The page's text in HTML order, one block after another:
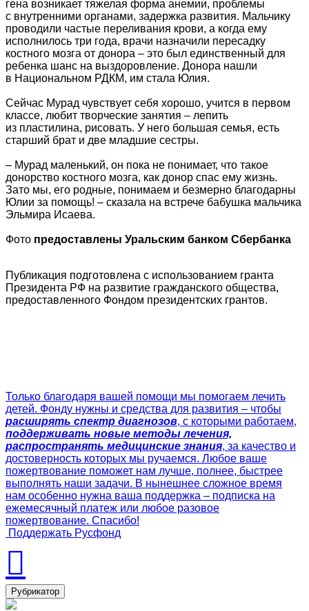
гена возникает тяжелая форма анемии, проблемы
с внутренними органами, задержка развития. Мальчику
проводили частые переливания крови, а когда ему
исполнилось три года, врачи назначили пересадку
костного мозга от донора – это был единственный для
ребенка шанс на выздоровление. Донора нашли
в Национальном РДКМ, им стала Юлия.
Сейчас Мурад чувствует себя хорошо, учится в первом
классе, любит творческие занятия – лепить
из пластилина, рисовать. У него большая семья, есть
старший брат и две младшие сестры.
– Мурад маленький, он пока не понимает, что такое
донорство костного мозга, как донор спас ему жизнь.
Зато мы, его родные, понимаем и безмерно благодарны
Юлии за помощь! – сказала на встрече бабушка мальчика
Эльмира Исаева.
Фото предоставлены Уральским банком Сбербанка
Публикация подготовлена с использованием гранта
Президента РФ на развитие гражданского общества,
предоставленного Фондом президентских грантов.
Только благодаря вашей помощи мы помогаем лечить
детей. Фонду нужны и средства для развития – чтобы
расширять спектр диагнозов, с которыми работаем,
поддерживать новые методы лечения,
распространять медицинские знания, за качество и
достоверность которых мы ручаемся. Любое ваше
пожертвование поможет нам лучше, полнее, быстрее
выполнять наши задачи. В нынешнее сложное время
нам особенно нужна ваша поддержка – подписка на
ежемесячный платеж или любое разовое
пожертвование. Спасибо!
Поддержать Русфонд
Рубрикатор